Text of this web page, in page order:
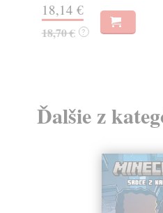
18,14 €
18,70 € ?
Ďalšie z